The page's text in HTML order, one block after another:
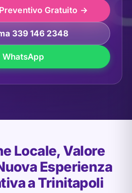
Gratuito
339 146 2348
WhatsApp
Locale, Valore
Esperienza
a Trinitapoli